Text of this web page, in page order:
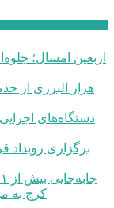
اربعین امسال؛
دستگاه‌های
برگزاری رویداد
کرج به